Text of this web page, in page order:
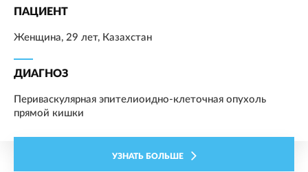
ПАЦИЕНТ
Женщина, 29 лет, Казахстан
ДИАГНОЗ
Периваскулярная эпителиоидно-клеточная опухоль
прямой кишки
УЗНАТЬ БОЛЬШЕ